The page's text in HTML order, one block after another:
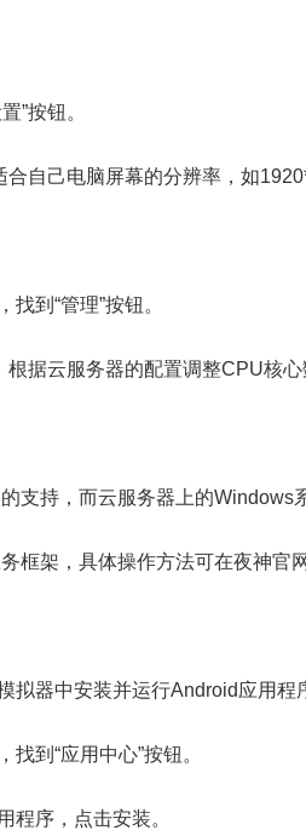
”按钮。
合自己电脑屏幕的分辨率，如
到“管理”按钮。
根据云服务器的配置调整CPU核心
支持，而云服务器上的Windows
框架，具体操作方法可在夜神官
拟器中安装并运行Android应用程
到“应用中心”按钮。
程序，点击安装。